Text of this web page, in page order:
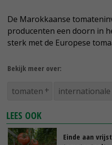
De Marokkaanse
producenten een doorn in
sterk met de Europese
Bekijk meer over:
tomaten internationale
LEES OOK
Einde aan